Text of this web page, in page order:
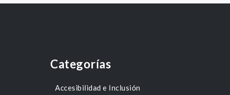
Categorías
Accesibilidad e Inclusión